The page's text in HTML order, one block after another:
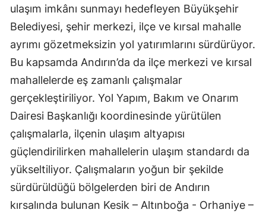
ulaşım imkânı sunmayı hedefleyen Büyükşehir
Belediyesi, şehir merkezi, ilçe ve kırsal mahalle
ayrımı gözetmeksizin yol yatırımlarını sürdürüyor.
Bu kapsamda Andırın’da da ilçe merkezi ve kırsal
mahallelerde eş zamanlı çalışmalar
gerçekleştiriliyor. Yol Yapım, Bakım ve Onarım
Dairesi Başkanlığı koordinesinde yürütülen
çalışmalarla, ilçenin ulaşım altyapısı
güçlendirilirken mahallelerin ulaşım standardı da
yükseltiliyor. Çalışmaların yoğun bir şekilde
sürdürüldüğü bölgelerden biri de Andırın
kırsalında bulunan Kesik – Altınboğa - Orhaniye –